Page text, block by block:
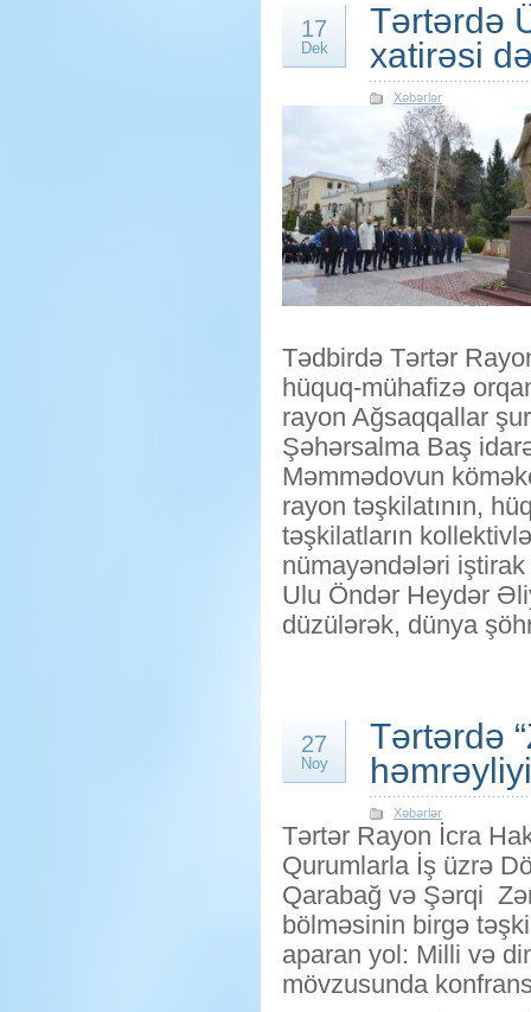
17
Dek
Tərtərdə
xatirəsi
Xəbərlər
Tədbirdə Tərtər
hüquq-mühafizə
rayon Ağsaqqallar
Şəhərsalma Baş
Məmmədovun
rayon təşkilatının,
təşkilatların
nümayəndələri
Ulu Öndər Heydər
düzülərək, dünya
27
Noy
Tərtərdə
Xəbərlər
Tərtər Rayon İcra
Qurumlarla İş üzrə
Qarabağ və Şərqi
bölməsinin birgə
aparan yol: Milli və
mövzusunda